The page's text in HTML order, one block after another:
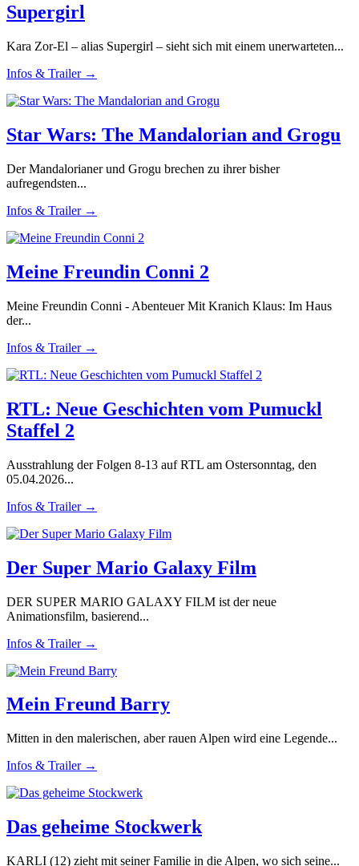
Supergirl
Kara Zor-El – alias Supergirl – sieht sich mit einem unerwarteten...
Infos & Trailer →
Star Wars: The Mandalorian and Grogu
Der Mandalorianer und Grogu brechen zu ihrer bisher
aufregendsten...
Infos & Trailer →
Meine Freundin Conni 2
Meine Freundin Conni - Abenteuer Mit Kranich Klaus: Im Haus
der...
Infos & Trailer →
RTL: Neue Geschichten vom Pumuckl
Staffel 2
Ausstrahlung der Folgen 8-13 auf RTL am Ostersonntag, den
05.04.2026...
Infos & Trailer →
Der Super Mario Galaxy Film
DER SUPER MARIO GALAXY FILM ist der neue
Animationsfilm, basierend...
Infos & Trailer →
Mein Freund Barry
Mitten in den malerischen, aber rauen Alpen wird eine Legende...
Infos & Trailer →
Das geheime Stockwerk
KARLI (12) zieht mit seiner Familie in die Alpen, wo sich seine...